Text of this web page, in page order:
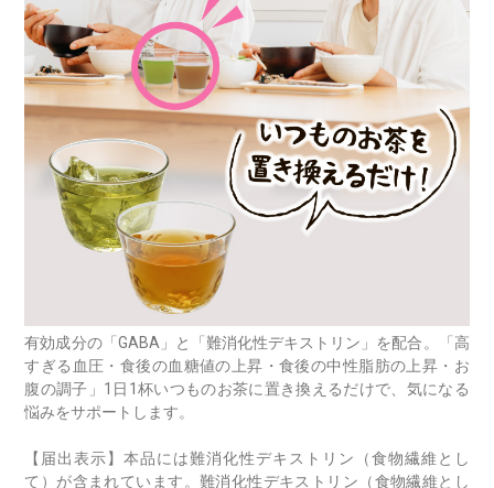
有効成分の「GABA」と「難消化性デキストリン」を配合。「高
すぎる血圧・食後の血糖値の上昇・食後の中性脂肪の上昇・お
腹の調子」1日1杯いつものお茶に置き換えるだけで、気になる
悩みをサポートします。
【届出表示】本品には難消化性デキストリン（食物繊維とし
て）が含まれています。難消化性デキストリン（食物繊維とし